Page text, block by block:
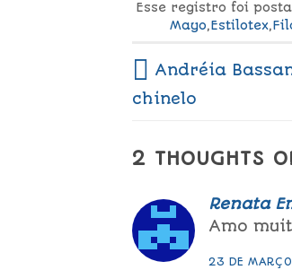
Esse registro foi
Mayo,Estilotex,
Andréia
chinelo
2 THOUGHTS
Renata
Amo
23 DE